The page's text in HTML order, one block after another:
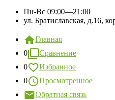
Пн-Вс 09:00—21:00
ул. Братиславская, д.16,
Главная
0
Сравнение
0
Избранное
0
Просмотренное
Обратная связь